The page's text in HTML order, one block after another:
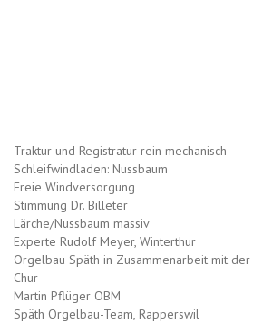
Traktur und Registratur rein mechanisch
Schleifwindladen: Nussbaum
Freie Windversorgung
Stimmung Dr. Billeter
Lärche/Nussbaum massiv
Experte Rudolf Meyer, Winterthur
Orgelbau Späth in Zusammenarbeit mit
Chur
Martin Pflüger OBM
Späth Orgelbau-Team, Rapperswil